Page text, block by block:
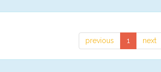
previous 1 next